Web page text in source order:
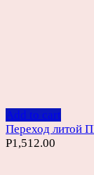
Add to cart
Переход литой
Р1,512.00